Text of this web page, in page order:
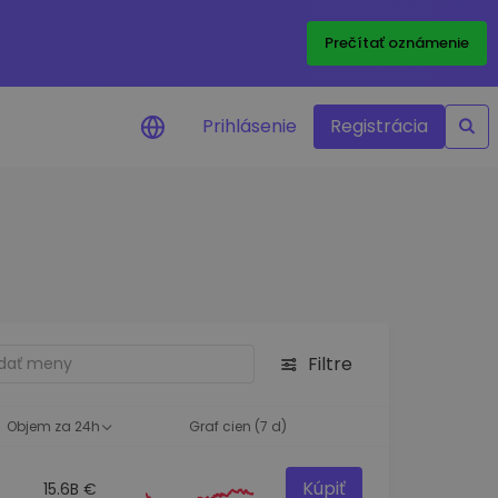
Prečítať oznámenie
príležitosti
pre optimálny
Prihlásenie Registrácia
Filtre
Objem za 24h Graf cien (7 d)
15.6B € Kúpiť